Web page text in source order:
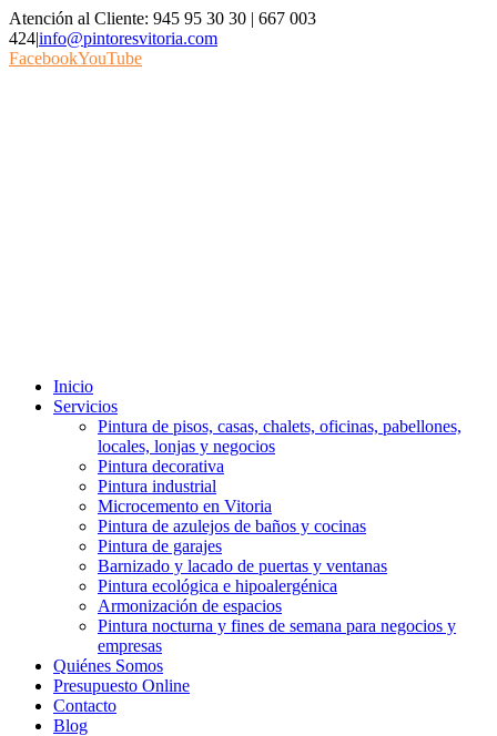
Atención al Cliente: 945 95 30 30 | 667 003
424|info@pintoresvitoria.com
FacebookYouTube
Inicio
Servicios
Pintura de pisos, casas, chalets, oficinas, pabellones,
locales, lonjas y negocios
Pintura decorativa
Pintura industrial
Microcemento en Vitoria
Pintura de azulejos de baños y cocinas
Pintura de garajes
Barnizado y lacado de puertas y ventanas
Pintura ecológica e hipoalergénica
Armonización de espacios
Pintura nocturna y fines de semana para negocios y
empresas
Quiénes Somos
Presupuesto Online
Contacto
Blog